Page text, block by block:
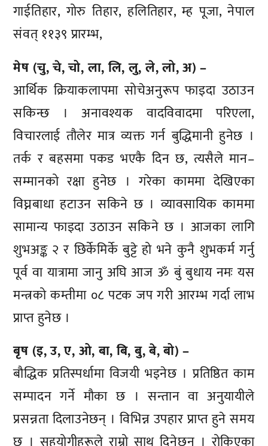
गाईतिहार, गोरु तिहार, हलितिहार, म्ह पूजा, नेपाल
संवत् ११३९ प्रारम्भ,
मेष (चु, चे, चो, ला, लि, लु, ले, लो, अ) –
आर्थिक क्रियाकलापमा सोचेअनुरूप फाइदा उठाउन
सकिन्छ । अनावश्यक वादविवादमा परिएला,
विचारलाई तौलेर मात्र व्यक्त गर्न बुद्धिमानी हुनेछ ।
तर्क र बहसमा पकड भएकै दिन छ, त्यसैले मान–
सम्मानको रक्षा हुनेछ । गरेका काममा देखिएका
विघ्नबाधा हटाउन सकिने छ । व्यावसायिक काममा
सामान्य फाइदा उठाउन सकिने छ । आजका लागि
शुभअङ्क २ र छिर्केमिर्के बुट्टे हो भने कुनै शुभकर्म गर्नु
पूर्व वा यात्रामा जानु अघि आज ॐ बुं बुधाय नमः यस
मन्त्रको कम्तीमा ०८ पटक जप गरी आरम्भ गर्दा लाभ
प्राप्त हुनेछ ।
बृष (इ, उ, ए, ओ, बा, बि, बु, बे, बो) –
बौद्धिक प्रतिस्पर्धामा विजयी भइनेछ । प्रतिष्ठित काम
सम्पादन गर्ने मौका छ । सन्तान वा अनुयायीले
प्रसन्नता दिलाउनेछन् । विभिन्न उपहार प्राप्त हुने समय